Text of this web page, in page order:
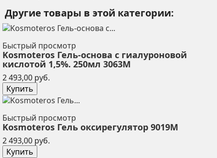
Другие товары в этой категории:
Быстрый просмотр
Kosmoteros Гель-основа с гиалуроновой
кислотой 1,5%. 250мл 3063M
2 493,00 руб.
Купить
Быстрый просмотр
Kosmoteros Гель оксирегулятор 9019М
2 493,00 руб.
Купить